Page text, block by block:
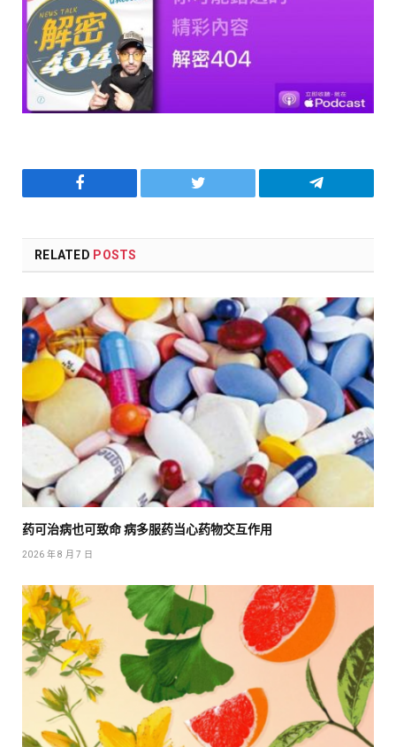
Facebook Twitter Telegram
RELATED POSTS
药可治病也可致命 病多服药当心药物交互作用
2026 年 8 月 7 日